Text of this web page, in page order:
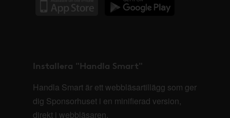
Installera "Handla Smart"
Handla Smart är ett webbläsartillägg som ger
dig Sponsorhuset i en minifierad version,
direkt i webbläsaren.